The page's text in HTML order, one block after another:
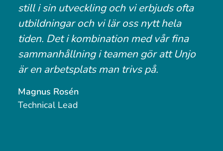
still i sin utveckling och vi erbjuds ofta
utbildningar och vi lär oss nytt hela
tiden. Det i kombination med vår fina
sammanhållning i teamen gör att Unjo
är en arbetsplats man trivs på.
Magnus Rosén
Technical Lead